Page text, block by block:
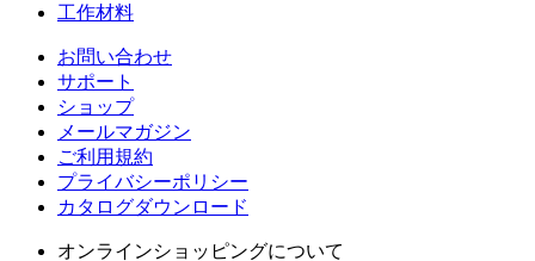
工作材料
お問い合わせ
サポート
ショップ
メールマガジン
ご利用規約
プライバシーポリシー
カタログダウンロード
オンラインショッピングについて